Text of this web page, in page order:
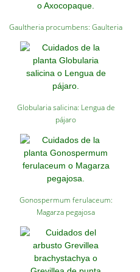
Gaultheria procumbens: Gaulteria
Globularia salicina: Lengua de
pájaro
Gonospermum ferulaceum:
Magarza pegajosa